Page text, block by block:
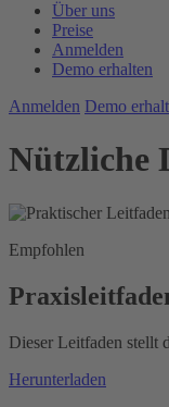
Über uns
Preise
Anmelden
Demo erhalten
Anmelden Demo
Nützliche
Empfohlen
Dieser Leitfaden stellt
Herunterladen